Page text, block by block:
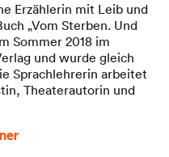
Erzählerin mit Leib und
„Vom Sterben. Und
Sommer 2018 im
und wurde gleich
Sprachlehrerin arbeitet
Theaterautorin und